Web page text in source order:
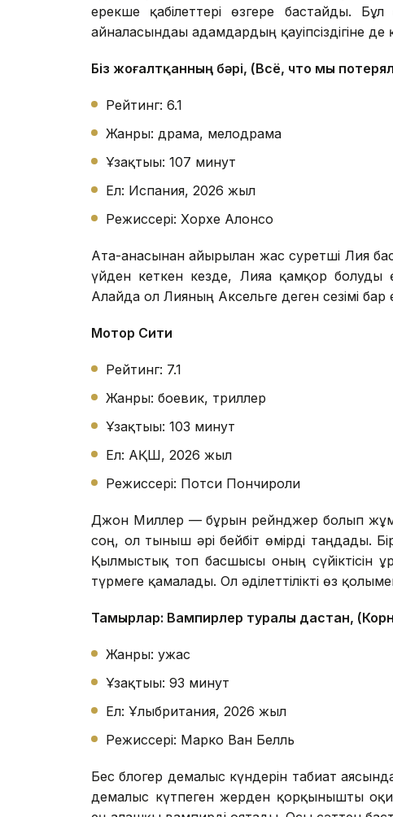
ерекше қабілеттері өзгере бастайды.
айналасындағы адамдардың қауіпсіздігіне де
Біз жоғалтқанның бәрі, (Всё, что мы
Рейтинг: 6.1
Жанры: драма, мелодрама
Ұзақтығы: 107 минут
Ел: Испания, 2026 жыл
Режиссері: Хорхе Алонсо
Ата-анасынан айырылған жас суретші Лия
үйден кеткен кезде, Лияға қамқор
Алайда ол Лияның Аксельге деген сезімі бар
Мотор Сити
Рейтинг: 7.1
Жанры: боевик, триллер
Ұзақтығы: 103 минут
Ел: АҚШ, 2026 жыл
Режиссері: Потси Пончироли
Джон Миллер — бұрын рейнджер болып
соң, ол тыныш әрі бейбіт өмірді таңдады.
Қылмыстық топ басшысы оның сүйіктісін
түрмеге қамалады. Ол әділеттілікті өз
Тамырлар: Вампирлер туралы дастан,
Жанры: ужас
Ұзақтығы: 93 минут
Ел: Ұлыбритания, 2026 жыл
Режиссері: Марко Ван Белль
Бес блогер демалыс күндерін табиғат
демалыс күтпеген жерден қорқынышты